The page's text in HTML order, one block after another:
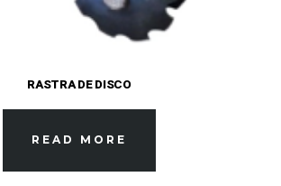
RASTRA DE DISCO
READ MORE